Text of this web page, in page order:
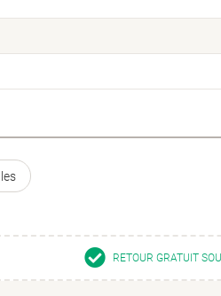
RETOUR GRATUIT